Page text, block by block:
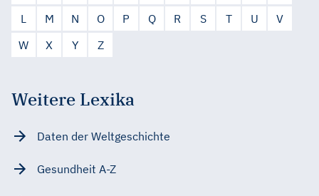
L
M N O P Q R S T U
V
W
X Y Z
Weitere Lexika
Daten der Weltgeschichte
Gesundheit A-Z